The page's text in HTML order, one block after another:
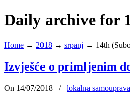
Daily archive for
Home → 2018 → srpanj → 14th
Izvješće o primljenim
On 14/07/2018 /
lokalna samouprava